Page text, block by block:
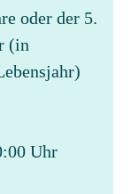
oder der 5.
(in
Uhr